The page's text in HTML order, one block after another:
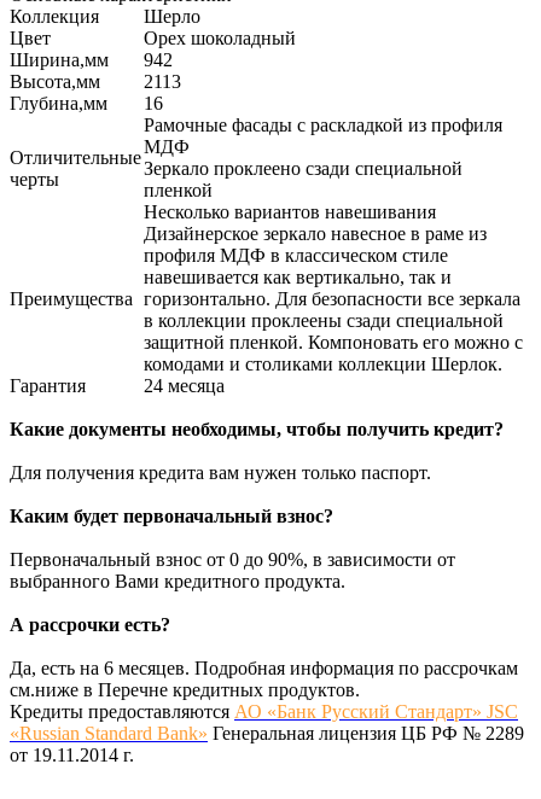
Коллекция
Шерло
Цвет
Орех шоколадный
Ширина,мм
942
Высота,мм
2113
Глубина,мм
16
Отличительные
черты
Рамочные фасады с раскладкой из профиля
МДФ
Зеркало проклеено сзади специальной
пленкой
Несколько вариантов навешивания
Преимущества
Дизайнерское зеркало навесное в раме из
профиля МДФ в классическом стиле
навешивается как вертикально, так и
горизонтально. Для безопасности все зеркала
в коллекции проклеены сзади специальной
защитной пленкой. Компоновать его можно с
комодами и столиками коллекции Шерлок.
Гарантия
24 месяца
Какие документы необходимы, чтобы получить кредит?
Для получения кредита вам нужен только паспорт.
Каким будет первоначальный взнос?
Первоначальный взнос от 0 до 90%, в зависимости от
выбранного Вами кредитного продукта.
А рассрочки есть?
Да, есть на 6 месяцев. Подробная информация по рассрочкам
см.ниже в Перечне кредитных продуктов.
Кредиты предоставляются АО «Банк Русский Стандарт» JSC
«Russian Standard Bank» Генеральная лицензия ЦБ РФ № 2289
от 19.11.2014 г.